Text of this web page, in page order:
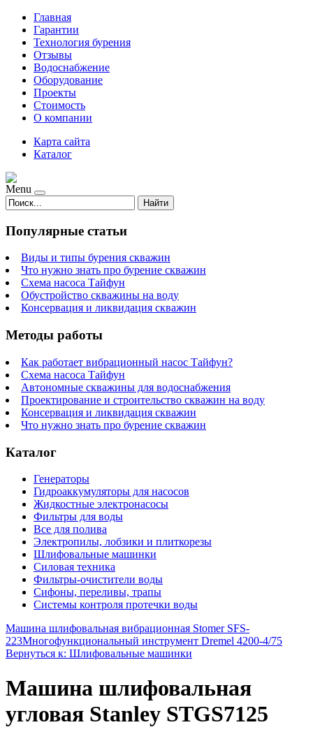
Главная
Гарантии
Технология бурения
Отзывы
Водоснабжение
Оборудование
Проекты
Стоимость
О компании
Карта сайта
Каталог
Menu
Найти
Популярные статьи
Виды и типы бурения скважин
Что нужно знать про бурение скважин
Схема насоса Тайфун
Обустройство скважины на воду
Консервация и ликвидация скважин
Методы работы
Как работает вибрационный насос Тайфун?
Схема насоса Тайфун
Автономные скважины для водоснабжения
Проектирование и строительство скважин на воду
Консервация и ликвидация скважин
Что нужно знать про бурение скважин
Каталог
Генераторы
Гидроаккумуляторы для насосов
Жидкостные электронасосы
Фильтры для воды
Все для полива
Электропилы, лобзики и плиткорезы
Шлифовальные машинки
Силовая техника
Фильтры-очистители воды
Сифоны, переливы, трапы
Системы контроля протечки воды
Машина шлифовальная вибрационная Stomer SFS-
223Многофункциональный инструмент Dremel 4200-4/75
Вернуться к: Шлифовальные машинки
Машина шлифовальная
угловая Stanley STGS7125